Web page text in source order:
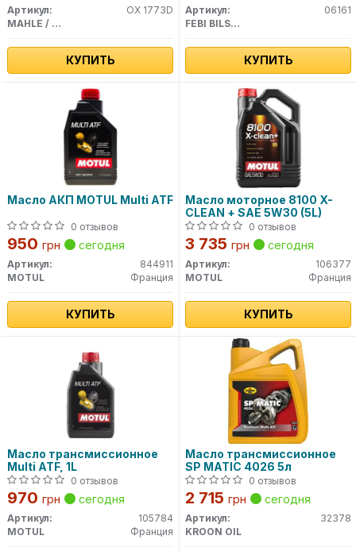
Артикул:
OX 1773D
MAHLE / KNECHT
КУПИТЬ
Артикул:
06161
FEBI BILSTEIN
КУПИТЬ
Масло АКП MOTUL Multi ATF
0 отзывов
950 грн сегодня
Артикул:
844911
MOTUL
Франция
КУПИТЬ
Масло моторное 8100 X-
CLEAN + SAE 5W30 (5L)
0 отзывов
3 735 грн сегодня
Артикул:
106377
MOTUL
Франция
КУПИТЬ
Масло трансмиссионное
Multi ATF, 1L
0 отзывов
970 грн сегодня
Артикул:
105784
MOTUL
Франция
Масло трансмиссионное
SP MATIC 4026 5л
0 отзывов
2 715 грн сегодня
Артикул:
32378
KROON OIL